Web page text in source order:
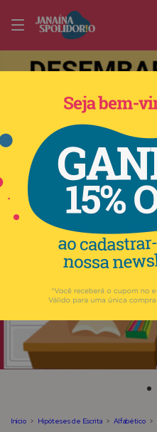
Início > Hipóteses de Escrita > Alfabético >